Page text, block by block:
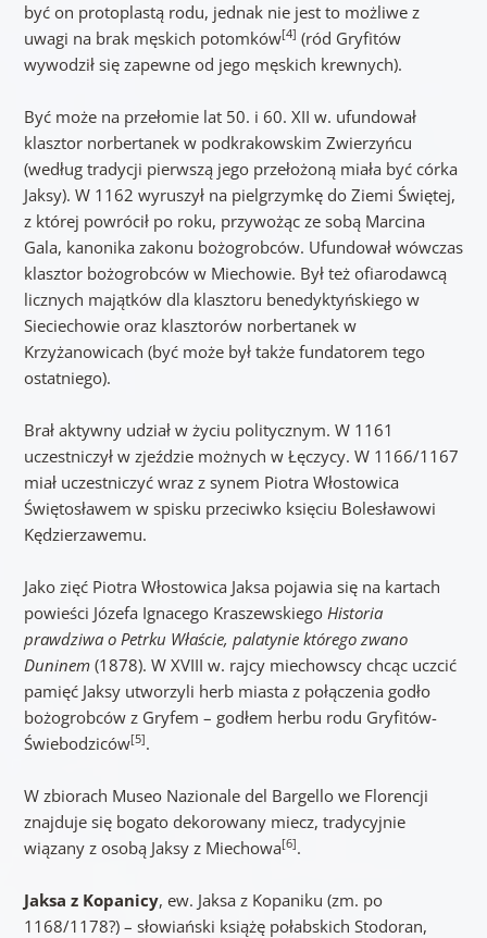
być on protoplastą rodu, jednak nie jest to możliwe z
uwagi na brak męskich potomków[4] (ród Gryfitów
wywodził się zapewne od jego męskich krewnych).
Być może na przełomie lat 50. i 60. XII w. ufundował
klasztor norbertanek w podkrakowskim Zwierzyńcu
(według tradycji pierwszą jego przełożoną miała być córka
Jaksy). W 1162 wyruszył na pielgrzymkę do Ziemi Świętej,
z której powrócił po roku, przywożąc ze sobą Marcina
Gala, kanonika zakonu bożogrobców. Ufundował wówczas
klasztor bożogrobców w Miechowie. Był też ofiarodawcą
licznych majątków dla klasztoru benedyktyńskiego w
Sieciechowie oraz klasztorów norbertanek w
Krzyżanowicach (być może był także fundatorem tego
ostatniego).
Brał aktywny udział w życiu politycznym. W 1161
uczestniczył w zjeździe możnych w Łęczycy. W 1166/1167
miał uczestniczyć wraz z synem Piotra Włostowica
Świętosławem w spisku przeciwko księciu Bolesławowi
Kędzierzawemu.
Jako zięć Piotra Włostowica Jaksa pojawia się na kartach
powieści Józefa Ignacego Kraszewskiego Historia
prawdziwa o Petrku Właście, palatynie którego zwano
Duninem(1878). W XVIII w. rajcy miechowscy chcąc uczcić
pamięć Jaksy utworzyli herb miasta z połączenia godło
bożogrobców z Gryfem – godłem herbu rodu Gryfitów-
Świebodziców[5].
W zbiorach Museo Nazionale del Bargello we Florencji
znajduje się bogato dekorowany miecz, tradycyjnie
wiązany z osobą Jaksy z Miechowa[6].
Jaksa z Kopanicy, ew. Jaksa z Kopaniku (zm. po
1168/1178?) – słowiański książę połabskich Stodoran,